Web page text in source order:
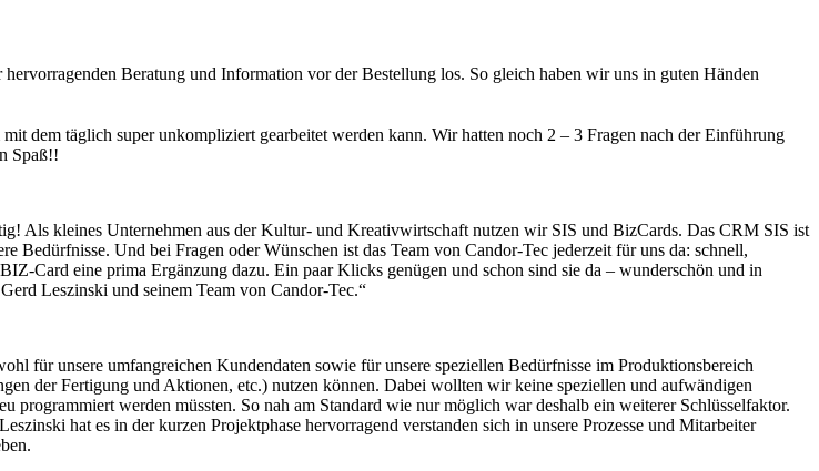
Beratung und Information vor der Bestellung los. So gleich haben wir uns in guten Händen
dem täglich super unkompliziert gearbeitet werden kann. Wir hatten noch 2 – 3 Fragen nach der Einführung
Spaß!!
Als kleines Unternehmen aus der Kultur- und Kreativwirtschaft nutzen wir SIS und BizCards. Das CRM SIS ist
Bedürfnisse. Und bei Fragen oder Wünschen ist das Team von Candor-Tec jederzeit für uns da: schnell,
Card eine prima Ergänzung dazu. Ein paar Klicks genügen und schon sind sie da – wunderschön und in
Leszinski und seinem Team von Candor-Tec.“
für unsere umfangreichen Kundendaten sowie für unsere speziellen Bedürfnisse im Produktionsbereich
der Fertigung und Aktionen, etc.) nutzen können. Dabei wollten wir keine speziellen und aufwändigen
programmiert werden müssten. So nah am Standard wie nur möglich war deshalb ein weiterer Schlüsselfaktor.
hat es in der kurzen Projektphase hervorragend verstanden sich in unsere Prozesse und Mitarbeiter